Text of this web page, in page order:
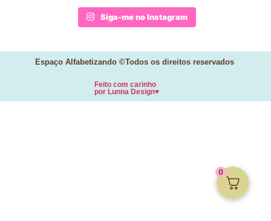
Siga-me no Instagram
Espaço Alfabetizando ©Todos os direitos reservados
Feito com carinho
por Lunna Design♥
0